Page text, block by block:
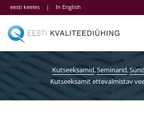
Skip
content
eesti keeles | In English
Kutseeksamid Seminarid
Kutseeksamit ettevalmistav